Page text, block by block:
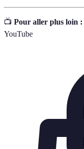
📺 Pour aller plus loin :
YouTube